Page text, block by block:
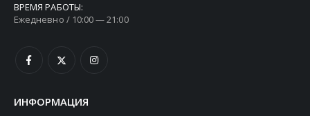
ВРЕМЯ РАБОТЫ:
Ежедневно / 10:00 — 21:00
ИНФОРМАЦИЯ